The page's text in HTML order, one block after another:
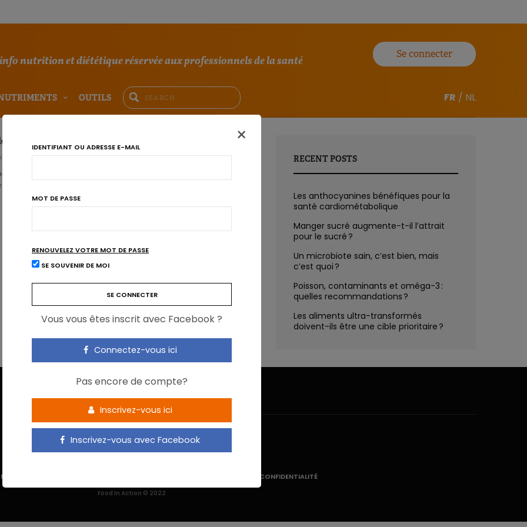
nutrition et diététique réservée aux professionnels de la santé
Se connecter
OUTILS FR / NL
de caféine peuvent les déclencher
tels que le manque de sommeil, peuvent augmenter le risque de
de la caféine est plus complexe. Elle peut engendrer…
RECENT POSTS
Les anthocyanines bénéfiques pour la
santé cardiométabolique
Manger sucré augmente-t-il l’attrait
pour le sucré ?
Un microbiote sain, c’est bien, mais
c’est quoi ?
Poisson, contaminants et oméga-3 :
quelles recommandations ?
Les aliments ultra-transformés
doivent-ils être une cible prioritaire ?
×
IDENTIFIANT OU ADRESSE E-MAIL
MOT DE PASSE
RENOUVELEZ VOTRE MOT DE PASSE
SE SOUVENIR DE MOI
Vous vous êtes inscrit avec Facebook ?
Connectez-vous ici
Pas encore de compte?
Inscrivez-vous ici
Inscrivez-vous avec Facebook
POLITIQUE DE CONFIDENTIALITÉ
Food In Action © 2022